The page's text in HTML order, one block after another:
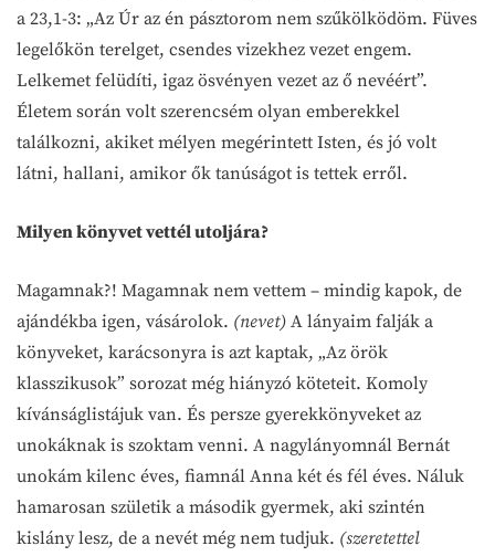
a 23,1-3: „Az Úr az én pásztorom nem szűkölködöm. Füves
legelőkön terelget, csendes vizekhez vezet engem.
Lelkemet felüdíti, igaz ösvényen vezet az ő nevéért”.
Életem során volt szerencsém olyan emberekkel
találkozni, akiket mélyen megérintett Isten, és jó volt
látni, hallani, amikor ők tanúságot is tettek erről.
Milyen könyvet vettél utoljára?
Magamnak?! Magamnak nem vettem – mindig kapok, de
ajándékba igen, vásárolok. (nevet) A lányaim falják a
könyveket, karácsonyra is azt kaptak, „Az örök
klasszikusok” sorozat még hiányzó köteteit. Komoly
kívánságlistájuk van. És persze gyerekkönyveket az
unokáknak is szoktam venni. A nagylányomnál Bernát
unokám kilenc éves, fiamnál Anna két és fél éves. Náluk
hamarosan születik a második gyermek, aki szintén
kislány lesz, de a nevét még nem tudjuk. (szeretettel